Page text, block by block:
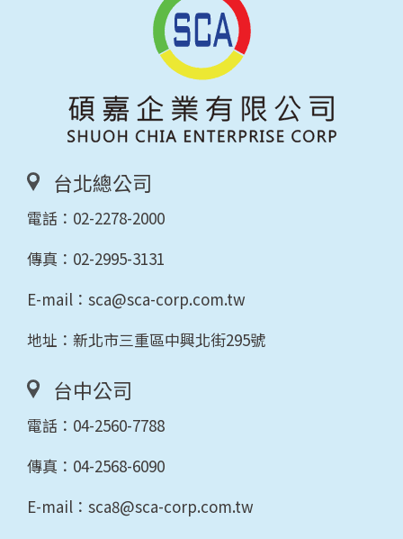
台北總公司
電話： 02-2278-2000
傳真：02-2995-3131
E-mail： sca@sca-corp.com.tw
地址：新北市三重區中興北街295號
台中公司
電話： 04-2560-7788
傳真：04-2568-6090
E-mail： sca8@sca-corp.com.tw